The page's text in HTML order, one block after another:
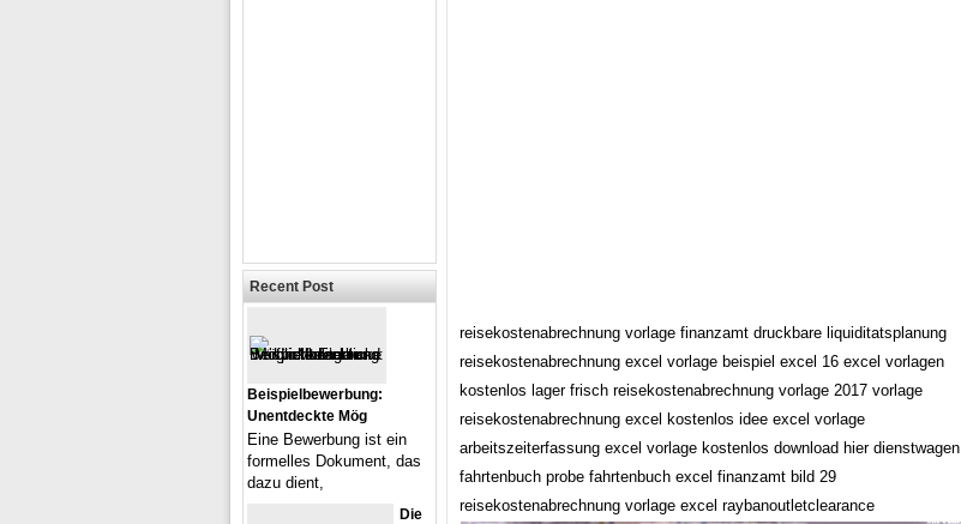
reisekostenabrechnung vorlage finanzamt druckbare liquiditatsplanung
reisekostenabrechnung excel vorlage beispiel excel 16 excel vorlagen
kostenlos lager frisch reisekostenabrechnung vorlage 2017 vorlage
reisekostenabrechnung excel kostenlos idee excel vorlage
arbeitszeiterfassung excel vorlage kostenlos download hier dienstwagen
fahrtenbuch probe fahrtenbuch excel finanzamt bild 29
reisekostenabrechnung vorlage excel raybanoutletclearance
Recent Post
Beispielbewerbung:
Unentdeckte Mög
Eine Bewerbung ist ein
formelles Dokument, das
dazu dient,
Die